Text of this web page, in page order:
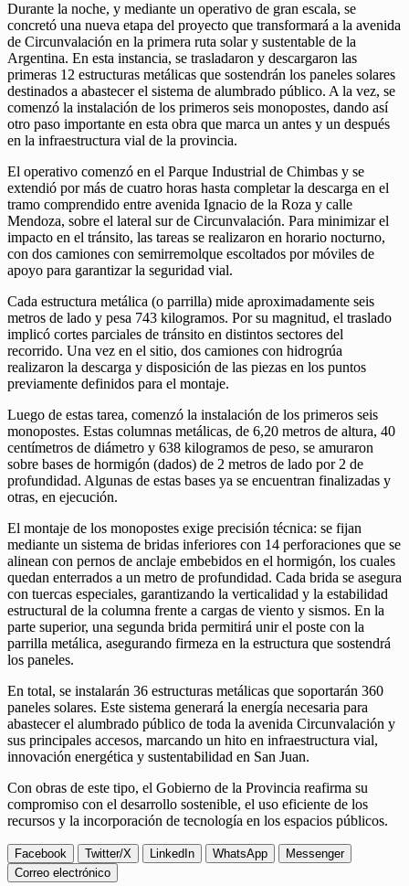
Durante la noche, y mediante un operativo de gran escala, se
concretó una nueva etapa del proyecto que transformará a la avenida
de Circunvalación en la primera ruta solar y sustentable de la
Argentina. En esta instancia, se trasladaron y descargaron las
primeras 12 estructuras metálicas que sostendrán los paneles solares
destinados a abastecer el sistema de alumbrado público. A la vez, se
comenzó la instalación de los primeros seis monopostes, dando así
otro paso importante en esta obra que marca un antes y un después
en la infraestructura vial de la provincia.
El operativo comenzó en el Parque Industrial de Chimbas y se
extendió por más de cuatro horas hasta completar la descarga en el
tramo comprendido entre avenida Ignacio de la Roza y calle
Mendoza, sobre el lateral sur de Circunvalación. Para minimizar el
impacto en el tránsito, las tareas se realizaron en horario nocturno,
con dos camiones con semirremolque escoltados por móviles de
apoyo para garantizar la seguridad vial.
Cada estructura metálica (o parrilla) mide aproximadamente seis
metros de lado y pesa 743 kilogramos. Por su magnitud, el traslado
implicó cortes parciales de tránsito en distintos sectores del
recorrido. Una vez en el sitio, dos camiones con hidrogrúa
realizaron la descarga y disposición de las piezas en los puntos
previamente definidos para el montaje.
Luego de estas tarea, comenzó la instalación de los primeros seis
monopostes. Estas columnas metálicas, de 6,20 metros de altura, 40
centímetros de diámetro y 638 kilogramos de peso, se amuraron
sobre bases de hormigón (dados) de 2 metros de lado por 2 de
profundidad. Algunas de estas bases ya se encuentran finalizadas y
otras, en ejecución.
El montaje de los monopostes exige precisión técnica: se fijan
mediante un sistema de bridas inferiores con 14 perforaciones que se
alinean con pernos de anclaje embebidos en el hormigón, los cuales
quedan enterrados a un metro de profundidad. Cada brida se asegura
con tuercas especiales, garantizando la verticalidad y la estabilidad
estructural de la columna frente a cargas de viento y sismos. En la
parte superior, una segunda brida permitirá unir el poste con la
parrilla metálica, asegurando firmeza en la estructura que sostendrá
los paneles.
En total, se instalarán 36 estructuras metálicas que soportarán 360
paneles solares. Este sistema generará la energía necesaria para
abastecer el alumbrado público de toda la avenida Circunvalación y
sus principales accesos, marcando un hito en infraestructura vial,
innovación energética y sustentabilidad en San Juan.
Con obras de este tipo, el Gobierno de la Provincia reafirma su
compromiso con el desarrollo sostenible, el uso eficiente de los
recursos y la incorporación de tecnología en los espacios públicos.
Facebook Twitter/X LinkedIn WhatsApp
Messenger
Correo electrónico